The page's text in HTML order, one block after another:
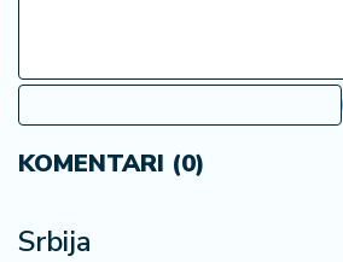
KOMENTARI (0)
Srbija